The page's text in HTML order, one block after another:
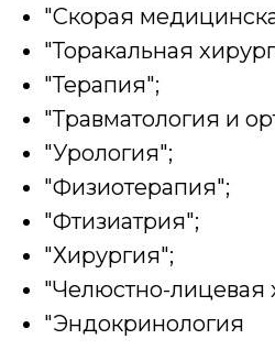
"Скорая
"Торакальная
"Терапия";
"Травматология и
"Урология";
"Физиотерапия";
"Фтизиатрия";
"Хирургия";
"Челюстно-лицевая
"Эндокринология